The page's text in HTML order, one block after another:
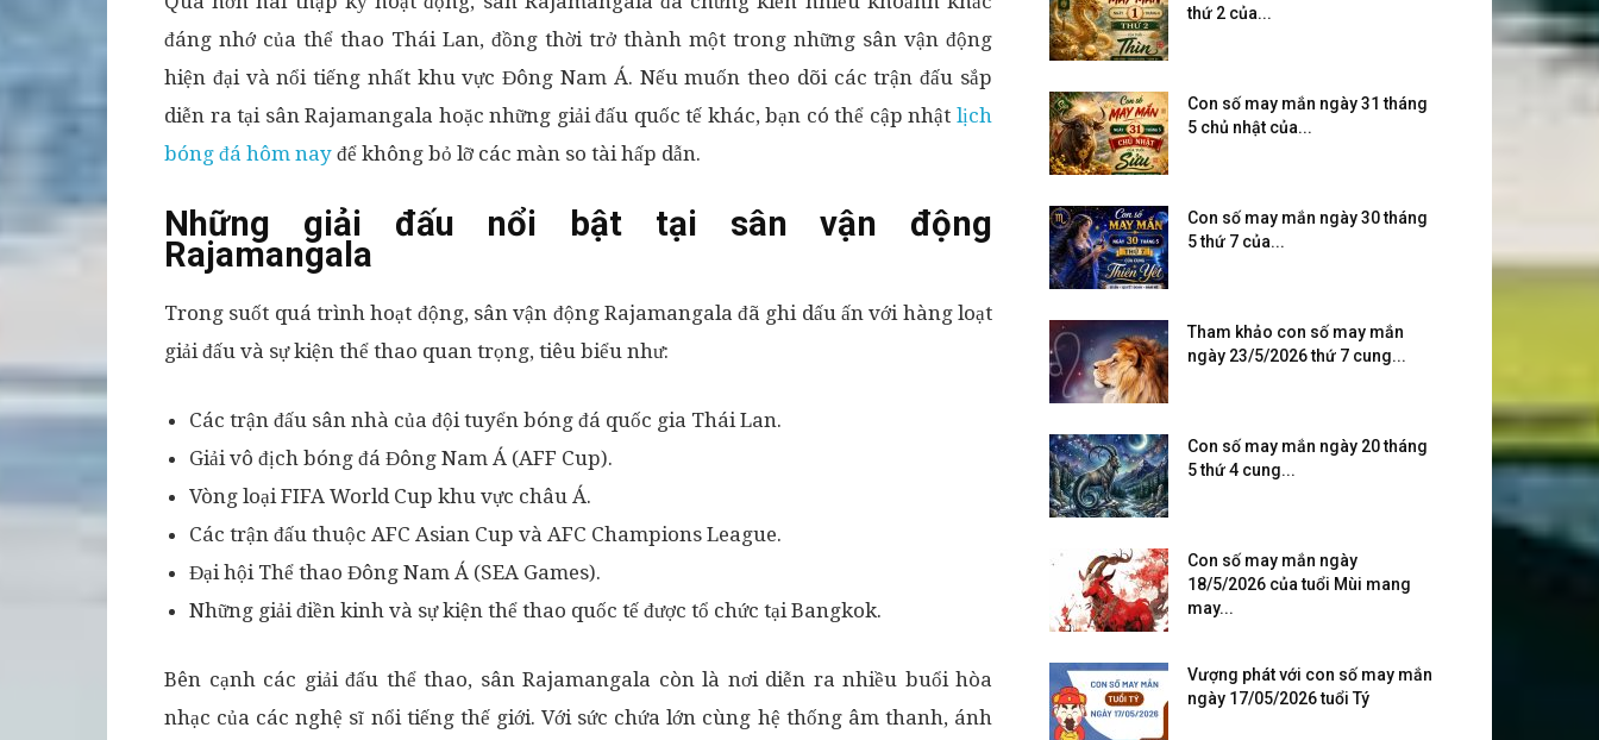
đáng nhớ của thể thao Thái Lan, đồng thời trở thành một trong những sân vận động
hiện đại và nổi tiếng nhất khu vực Đông Nam Á. Nếu muốn theo dõi các trận đấu sắp
diễn ra tại sân Rajamangala hoặc những giải đấu quốc tế khác, bạn có thể cập nhật lịch
bóng đá hôm nay để không bỏ lỡ các màn so tài hấp dẫn.
Những giải đấu nổi bật tại sân vận động
Rajamangala
Trong suốt quá trình hoạt động, sân vận động Rajamangala đã ghi dấu ấn với hàng loạt
giải đấu và sự kiện thể thao quan trọng, tiêu biểu như:
Các trận đấu sân nhà của đội tuyển bóng đá quốc gia Thái Lan.
Giải vô địch bóng đá Đông Nam Á (AFF Cup).
Vòng loại FIFA World Cup khu vực châu Á.
Các trận đấu thuộc AFC Asian Cup và AFC Champions League.
Đại hội Thể thao Đông Nam Á (SEA Games).
Những giải điền kinh và sự kiện thể thao quốc tế được tổ chức tại Bangkok.
Bên cạnh các giải đấu thể thao, sân Rajamangala còn là nơi diễn ra nhiều buổi hòa
nhạc của các nghệ sĩ nổi tiếng thế giới. Với sức chứa lớn cùng hệ thống âm thanh, ánh
thứ 2 của...
Con số may mắn ngày 31 tháng
5 chủ nhật của...
Con số may mắn ngày 30 tháng
5 thứ 7 của...
Tham khảo con số may mắn
ngày 23/5/2026 thứ 7 cung...
Con số may mắn ngày 20 tháng
5 thứ 4 cung...
Con số may mắn ngày
18/5/2026 của tuổi Mùi mang
may...
Vượng phát với con số may mắn
ngày 17/05/2026 tuổi Tý